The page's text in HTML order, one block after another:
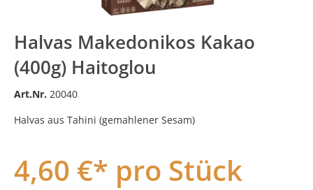
Halvas Makedonikos Kakao
(400g) Haitoglou
Art.Nr. 20040
Halvas aus Tahini (gemahlener Sesam)
4,60 €* pro Stück